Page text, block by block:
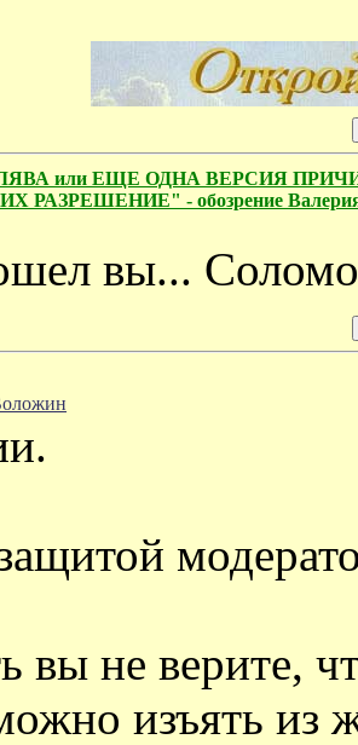
или ЕЩЕ ОДНА ВЕРСИЯ
РАЗРЕШЕНИЕ" - обозрение
вы...
вы не верите,
изъять из